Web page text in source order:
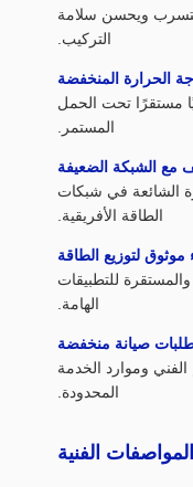
ويحسن سلامة
التركيب.
الحرارة المنخفضة
مستقرًا تحت الحمل
المستمر.
مع الشبكة الضعيفة
الشائعة في شبكات
الطاقة الأفريقية.
موثوق لتوزيع الطاقة
للتطبيقات
الهامة.
صيانة منخفضة
الفني وموارد الخدمة
المحدودة.
المواصفات الفنية